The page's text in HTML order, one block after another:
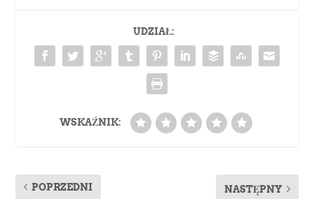
UDZIAŁ:
WSKAŹNIK:
POPRZEDNI NASTĘPNY